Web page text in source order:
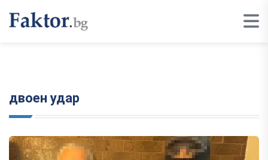
двоен удар